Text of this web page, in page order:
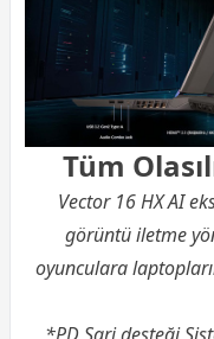
Tüm
Vector 16 HX AI
görüntü iletme
oyunculara